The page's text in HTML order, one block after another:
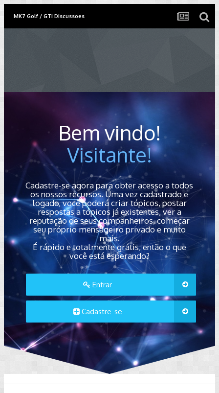
MK7 Golf / GTI Discussoes
Bem vindo!
Visitante!
Cadastre-se agora para obter acesso a todos
os nossos recursos. Uma vez cadastrado e
logado, você poderá criar tópicos, postar
respostas a tópicos já existentes, ver a
reputação de seus companheiros, começar
seu próprio mensageiro privado e muito
mais.
É rápido e totalmente grátis, então o que
você está esperando?
Entrar
Cadastre-se